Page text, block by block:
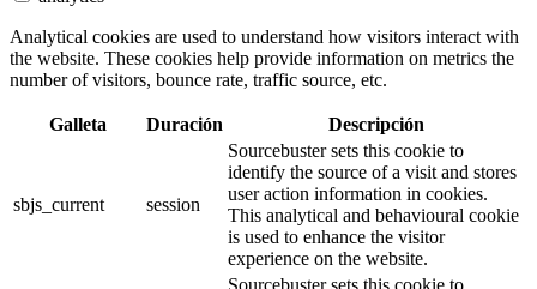
Analytical cookies are used to understand how visitors interact with
the website. These cookies help provide information on metrics the
number of visitors, bounce rate, traffic source, etc.
Galleta Duración Descripción
sbjs_current session
Sourcebuster sets this cookie to
identify the source of a visit and stores
user action information in cookies.
This analytical and behavioural cookie
is used to enhance the visitor
experience on the website.